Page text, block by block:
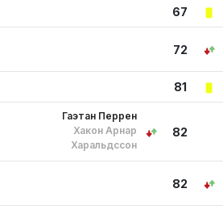
67
72
81
82
Гаэтан Перрен
Хакон Арнар
Харальдссон
82